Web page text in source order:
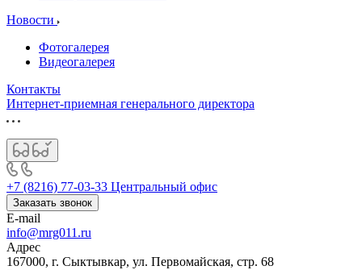
Новости
Фотогалерея
Видеогалерея
Контакты
Интернет-приемная генерального директора
+7 (8216) 77-03-33 Центральный офис
Заказать звонок
E-mail
info@mrg011.ru
Адрес
167000, г. Сыктывкар, ул. Первомайская, стр. 68